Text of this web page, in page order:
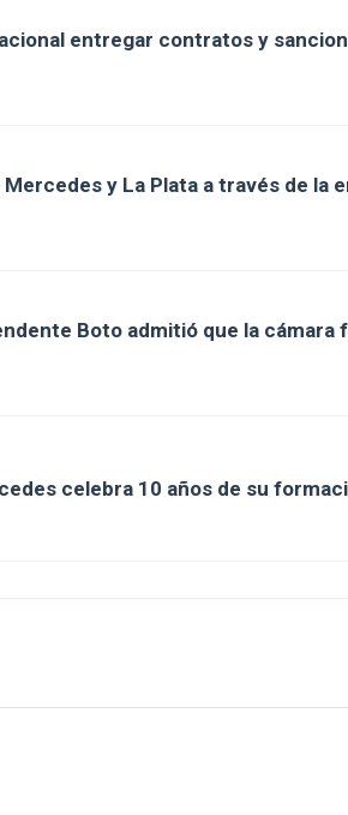
entregar contratos y
y La Plata a través de la
Boto admitió que la cámara
celebra 10 años de su